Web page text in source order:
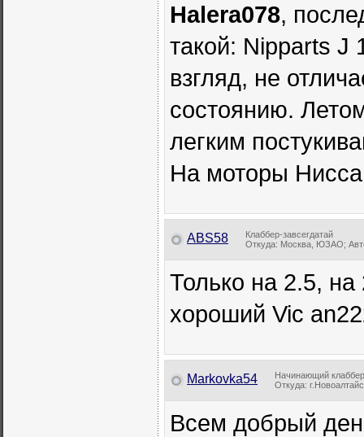
Halera078,
такой: Nipparts J
взгляд, не
состоянию.
легким
На моторы
ABS58
Клаббер-завсегдатай
Откуда: Москва, ЮЗАО;
Только на 2.5,
хороший Vic
Markovka54
Начинающий клаббер
Откуда:
Всем добрый